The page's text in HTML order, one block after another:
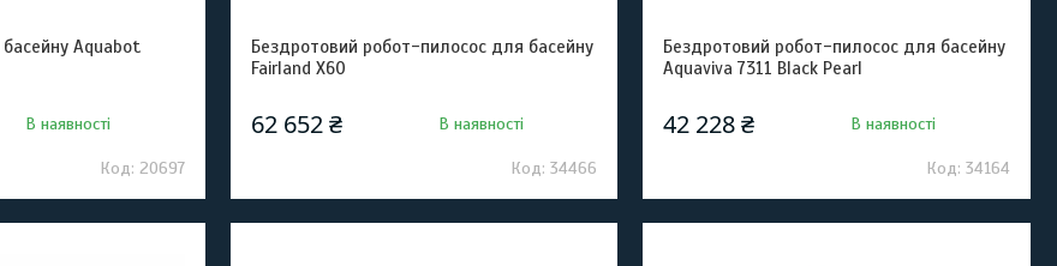
Aquabot
В наявності
20697
Бездротовий робот-пилосос для басейну
Fairland X60
62 652 ₴ В наявності
34466
Бездротовий робот-пилосоc для басейну
Aquaviva 7311 Black Pearl
42 228 ₴ В наявності
34164